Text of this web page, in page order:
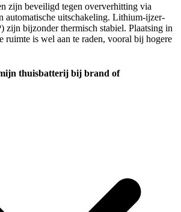
zijn beveiligd tegen oververhitting via
automatische uitschakeling. Lithium-ijzer-
zijn bijzonder thermisch stabiel. Plaatsing in
ruimte is wel aan te raden, vooral bij hogere
thuisbatterij bij brand of